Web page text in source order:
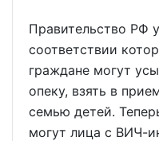
Правительство РФ
соответствии
граждане могут
опеку, взять в
семью детей.
могут лица с ВИЧ-